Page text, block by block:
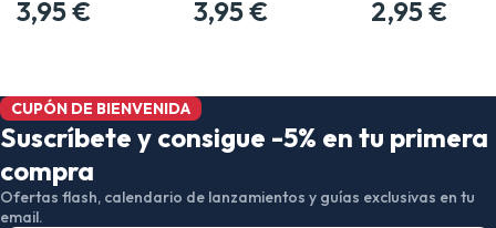
PHYSICAL…
3,95 € 3,95 € 2,95 €
CUPÓN DE BIENVENIDA
Suscríbete y consigue -5% en tu primera
compra
Ofertas flash, calendario de lanzamientos y guías exclusivas en tu
email.